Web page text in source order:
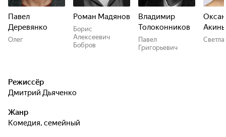
Павел
Деревянко
Олег
Роман Мадянов
Борис
Алексеевич
Бобров
Владимир
Толоконников
Павел
Григорьевич
Режиссёр
Дмитрий Дьяченко
Жанр
комедия, семейный